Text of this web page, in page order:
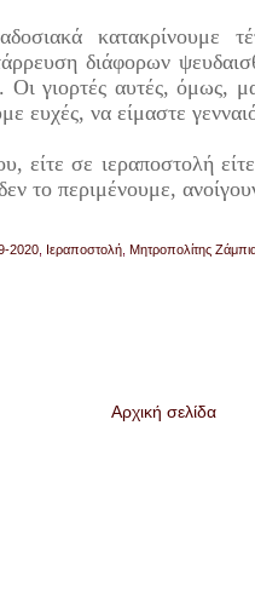
κατακρίνουμε
διάφορων
γιορτές αυτές, όμως,
ευχές, να είμαστε
είτε σε ιεραποστολή
το περιμένουμε,
2020 Ιεραποστολή ,Μητροπολίτης
Αρχική σελίδα